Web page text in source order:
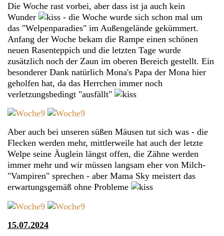
Die Woche rast vorbei, aber dass ist ja auch kein
Wunder
- die Woche wurde sich schon mal um
das "Welpenparadies" im Außengelände gekümmert.
Anfang der Woche bekam die Rampe einen schönen
neuen Rasenteppich und die letzten Tage wurde
zusätzlich noch der Zaun im oberen Bereich gestellt. Ein
besonderer Dank natürlich Mona's Papa der Mona hier
geholfen hat, da das Herrchen immer noch
verletzungsbedingt "ausfällt"
Aber auch bei unseren süßen Mäusen tut sich was - die
Flecken werden mehr, mittlerweile hat auch der letzte
Welpe seine Äuglein längst offen, die Zähne werden
immer mehr und wir müssen langsam eher von Milch-
"Vampiren" sprechen - aber Mama Sky meistert das
erwartungsgemäß ohne Probleme
15.07.2024